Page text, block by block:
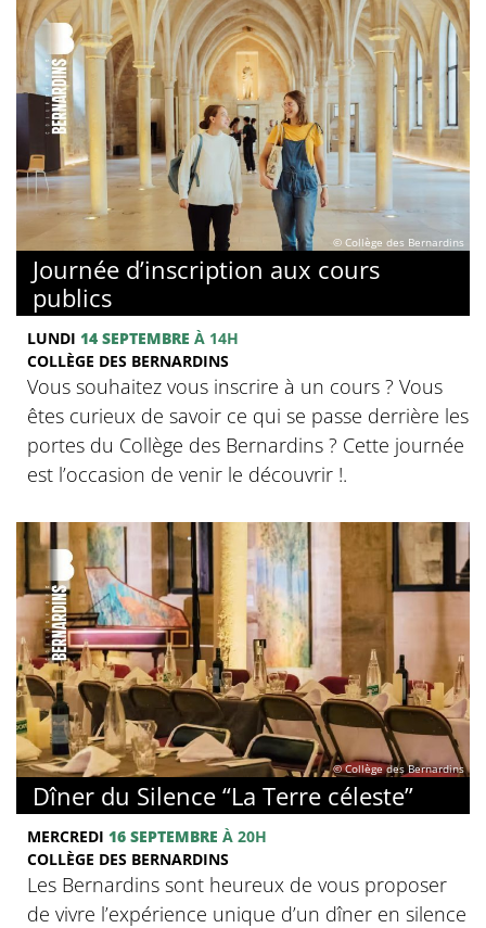
© Collège des Bernardins
Journée d’inscription aux cours
publics
LUNDI 14 SEPTEMBRE À 14H
COLLÈGE DES BERNARDINS
Vous souhaitez vous inscrire à un cours ? Vous
êtes curieux de savoir ce qui se passe derrière les
portes du Collège des Bernardins ? Cette journée
est l’occasion de venir le découvrir !.
© Collège des Bernardins
Dîner du Silence “La Terre céleste”
MERCREDI 16 SEPTEMBRE À 20H
COLLÈGE DES BERNARDINS
Les Bernardins sont heureux de vous proposer
de vivre l’expérience unique d’un dîner en silence